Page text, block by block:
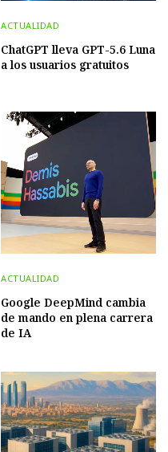
ACTUALIDAD
ChatGPT lleva GPT-5.6 Luna
a los usuarios gratuitos
ACTUALIDAD
Google DeepMind cambia
de mando en plena carrera
de IA